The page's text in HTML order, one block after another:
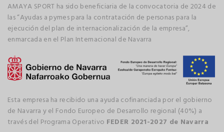
AMAYA SPORT ha sido beneficiaria de la convocatoria de 2024 de
las “Ayudas a pymes para la contratación de personas para la
ejecución del plan de internacionalización de la empresa”,
enmarcada en el Plan Internacional de Navarra
Esta empresa ha recibido una ayuda cofinanciada por el gobierno
de Navarra y el Fondo Europeo de Desarrollo regional (40%) a
través del Programa Operativo FEDER 2021-2027 de Navarra